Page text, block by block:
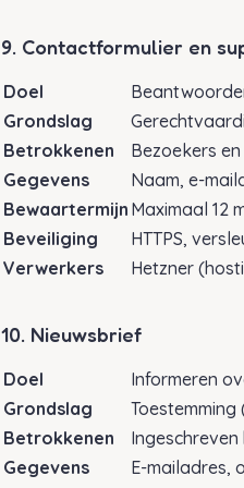
9. Contactformulier en
Doel
Grondslag
Betrokkenen
Bezoekers
Gegevens
Naam, e-
Bewaartermijn Maximaal 12
Beveiliging
HTTPS,
Verwerkers
Hetzner
10. Nieuwsbrief
Doel
Informeren
Grondslag
Toestemming
Betrokkenen
Gegevens
E-mailadres,